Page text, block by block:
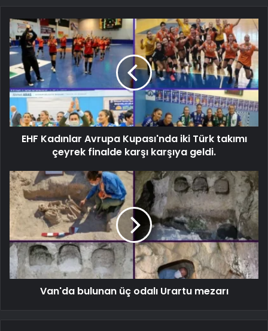
EHF Kadınlar Avrupa Kupası'nda iki Türk takımı
çeyrek finalde karşı karşıya geldi.
Van'da bulunan üç odalı Urartu mezarı